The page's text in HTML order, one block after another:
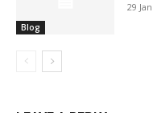
Blog
29